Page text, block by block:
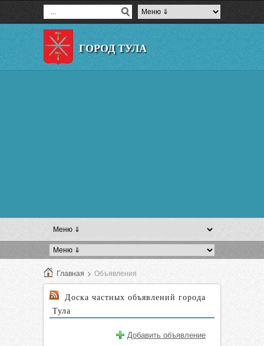
ГОРОД ТУЛА
Главная > Объявления
Доска частных объявлений города
Тула
Добавить объявление